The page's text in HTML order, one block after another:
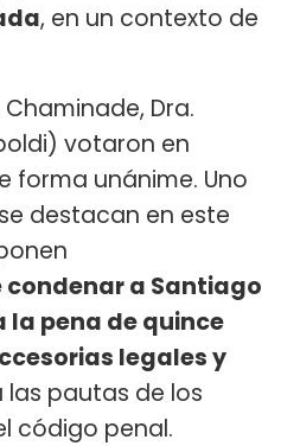
, en un contexto de
Dra.
votaron en
forma unánime. Uno
destacan en este
condenar a Santiago
la pena de quince
legales y
las pautas de los
código penal.